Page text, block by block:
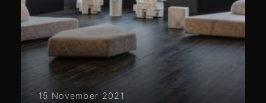
15 November 2021